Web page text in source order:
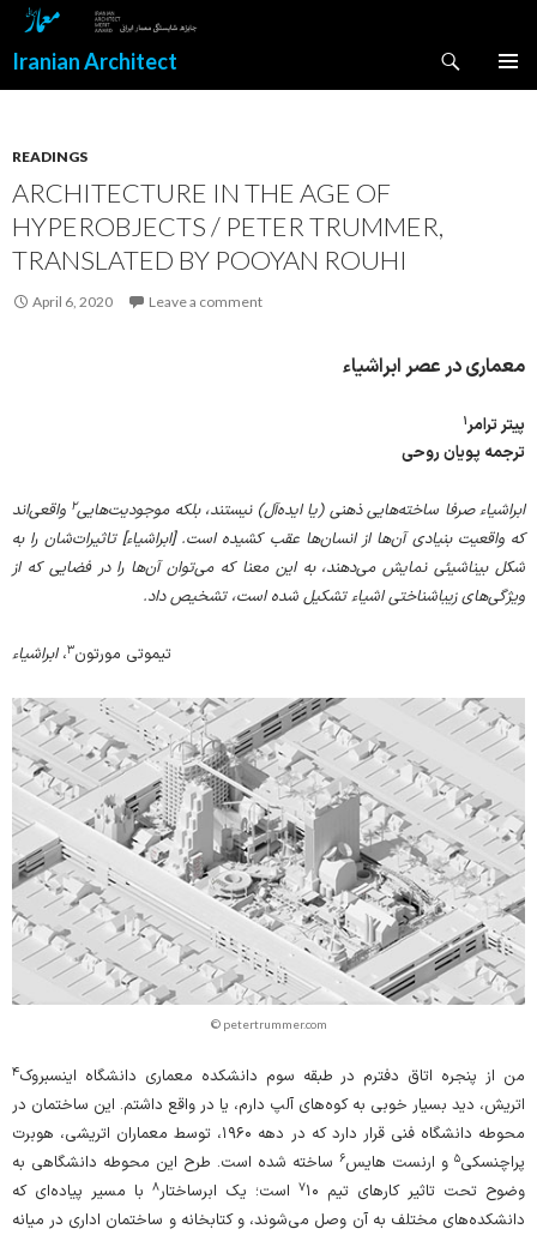
Iranian Architect
READINGS
ARCHITECTURE IN THE AGE OF
HYPEROBJECTS / PETER TRUMMER,
TRANSLATED BY POOYAN ROUHI
April 6, 2020 Leave a comment
معماری در عصر ابراشیاء
پیتر ترامر۱
ترجمه پویان روحی
ابراشیاء صرفا ساخته‌هایی ذهنی (یا ایده‌آل) نیستند، بلکه موجودیت‌‌هایی۲ واقعی‌اند
که واقعیت بنیادی‌ آن‌ها از انسان‌ها عقب کشیده است. [ابراشیاء] تاثیرات‌شان را به
شکل بینا‌شیئی نمایش می‌دهند، به این معنا که می‌توان آن‌ها را در فضایی که از
ویژگی‌های زیباشناختی اشیاء تشکیل شده است، تشخیص داد.
تیموتی مورتون۳،ابراشیاء
© petertrummer.com
من از پنجره‌ اتاق دفترم در طبقه‌ سوم دانشکده‌ معماری دانشگاه اینسبروک۴
اتریش، دید بسیار خوبی به کوه‌های آلپ دارم، یا در واقع داشتم. این ساختمان در
محوطه‌ دانشگاه فنی قرار دارد که در دهه‌ ۱۹۶۰، توسط معماران اتریشی، هوبرت
پراچنسکی۵ و ارنست هایس۶ ساخته شده است. طرح این محوطه‌ دانشگاهی به‌
وضوح تحت تاثیر کارهای تیم
۷۱۰ است؛ یک ابرساختار ۸ با مسیر پیاده‌ای که
دانشکده‌های مختلف به آن وصل می‌شوند، و کتابخانه و ساختمان اداری در میانه‌